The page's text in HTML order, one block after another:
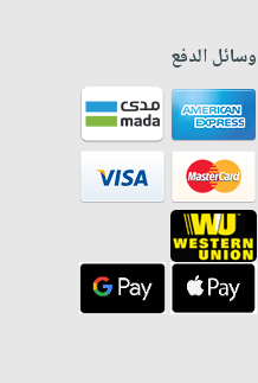
وسائل الدفع